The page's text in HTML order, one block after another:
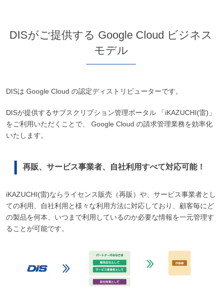
DISがご提供する Google Cloud ビジネス
モデル
DISは Google Cloud の認定ディストリビューターです。
DISが提供するサブスクリプション管理ポータル 「iKAZUCHI(雷)」
をご利用いただくことで、 Google Cloud の請求管理業務を効率化
いたします。
再販、サービス事業者、自社利用すべて対応可能！
iKAZUCHI(雷)ならライセンス販売（再販）や、サービス事業者とし
ての利用、自社利用と様々な利用方法に対応しており、顧客毎にど
の製品を何本、いつまで利用しているのか必要な情報を一元管理す
ることが可能です。